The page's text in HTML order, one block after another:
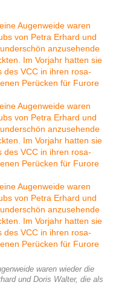
waren wieder die
und Doris Walter, die als